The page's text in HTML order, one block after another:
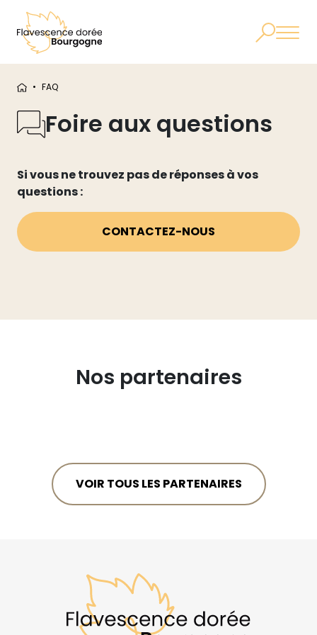
• FAQ
Foire aux questions
Si vous ne trouvez pas de réponses à vos
questions :
CONTACTEZ-NOUS
Nos partenaires
VOIR TOUS LES PARTENAIRES